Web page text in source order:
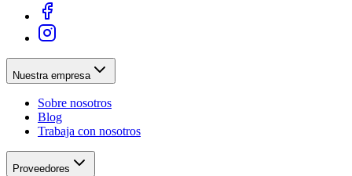
Nuestra empresa
Sobre nosotros
Blog
Trabaja con nosotros
Proveedores